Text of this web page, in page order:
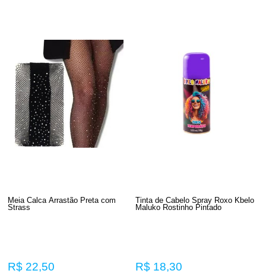
Meia Calca Arrastão Preta com
Strass
R$ 22,50
Tinta de Cabelo Spray Roxo Kbelo
Maluko Rostinho Pintado
R$ 18,30